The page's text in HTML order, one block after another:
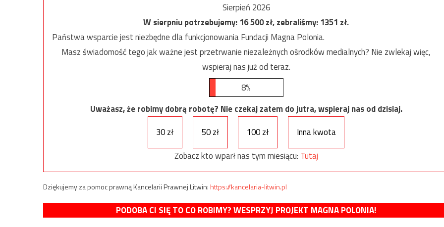
Sierpień 2026
W sierpniu potrzebujemy:16 500zł, zebraliśmy:1351 zł.
Państwa wsparcie jest niezbędne dla funkcjonowania Fundacji Magna Polonia.
Masz świadomość tego jak ważne jest przetrwanie niezależnych ośrodków medialnych? Nie zwlekaj więc,
wspieraj nas już od teraz.
8%
Uważasz, że robimy dobrą robotę? Nie czekaj zatem do jutra, wspieraj nas od dzisiaj.
30 zł
50 zł 100 zł
Inna kwota
Zobacz kto wparł nas tym miesiącu: Tutaj
Dziękujemy za pomoc prawną Kancelarii Prawnej Litwin:https://kancelaria-litwin.pl
PODOBA CI SIĘ TO CO ROBIMY? WESPRZYJ PROJEKT MAGNA POLONIA!